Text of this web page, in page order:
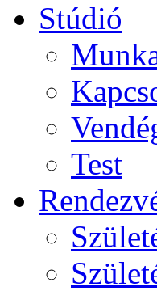
Stúdió
Test